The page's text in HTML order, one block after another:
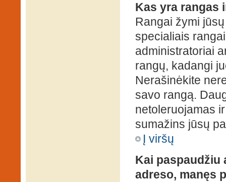
Kas yra rangas
Rangai žymi
specialiais
administratoriai
rangų, kadangi
Nerašinėkite
savo rangą.
netoleruojamas
sumažins jūsų
Į viršų
Kai
adreso, manęs